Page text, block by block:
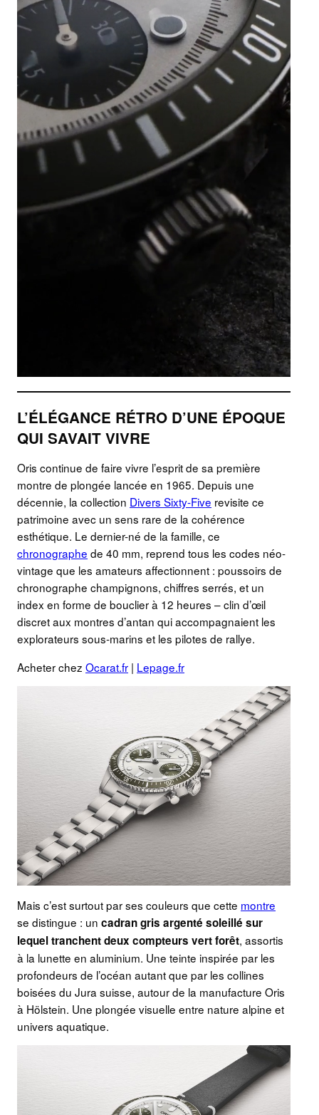
L’ÉLÉGANCE RÉTRO D’UNE ÉPOQUE
QUI SAVAIT VIVRE
Oris continue de faire vivre l’esprit de sa première
montre de plongée lancée en 1965. Depuis une
décennie, la collection Divers Sixty-Five revisite ce
patrimoine avec un sens rare de la cohérence
esthétique. Le dernier-né de la famille, ce
chronographe de 40 mm, reprend tous les codes néo-
vintage que les amateurs affectionnent : poussoirs de
chronographe champignons, chiffres serrés, et un
index en forme de bouclier à 12 heures – clin d’œil
discret aux montres d’antan qui accompagnaient les
explorateurs sous-marins et les pilotes de rallye.
Acheter chez Ocarat.fr | Lepage.fr
Mais c’est surtout par ses couleurs que cette montre
se distingue : un cadran gris argenté soleillé sur
lequel tranchent deux compteurs vert forêt, assortis
à la lunette en aluminium. Une teinte inspirée par les
profondeurs de l’océan autant que par les collines
boisées du Jura suisse, autour de la manufacture Oris
à Hölstein. Une plongée visuelle entre nature alpine et
univers aquatique.